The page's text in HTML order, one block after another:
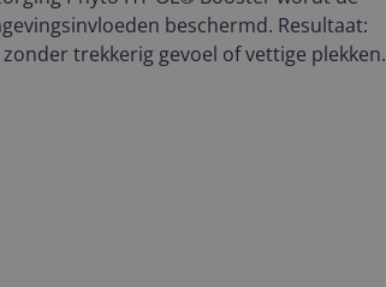
beschermd. Resultaat:
trekkerig gevoel of vettige plekken.